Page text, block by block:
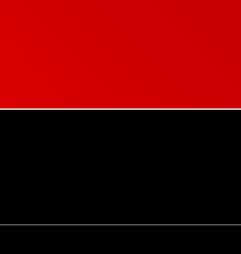
sociales de Vodafone